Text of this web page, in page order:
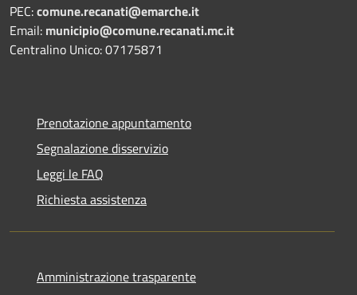
PEC:comune.recanati@emarche.it
Email: municipio@comune.recanati.mc.it
Centralino Unico: 07175871
Prenotazione appuntamento
Segnalazione disservizio
Leggi le FAQ
Richiesta assistenza
Amministrazione trasparente